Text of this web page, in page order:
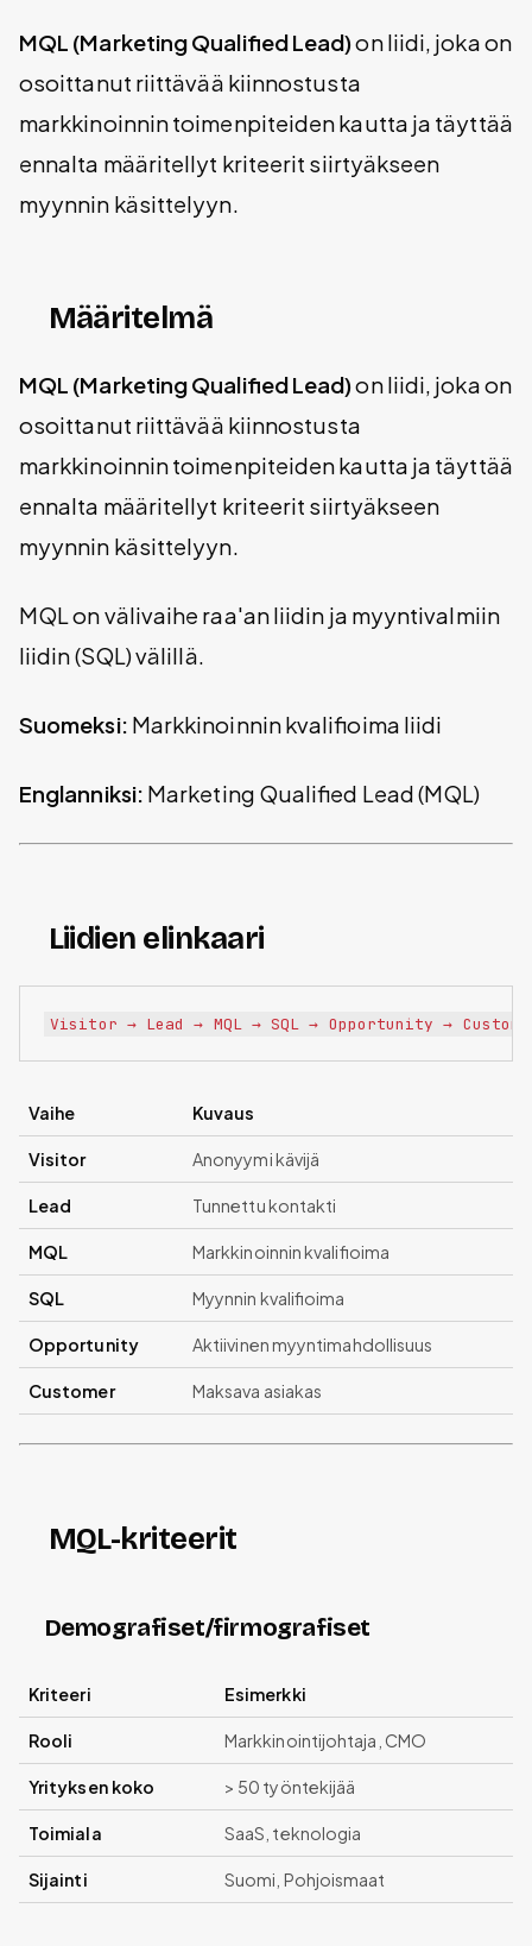
MQL (Marketing Qualified Lead)on liidi, joka on
osoittanut riittävää kiinnostusta
markkinoinnin toimenpiteiden kautta ja täyttää
ennalta määritellyt kriteerit siirtyäkseen
myynnin käsittelyyn.
Määritelmä
MQL (Marketing Qualified Lead)on liidi, joka on
osoittanut riittävää kiinnostusta
markkinoinnin toimenpiteiden kautta ja täyttää
ennalta määritellyt kriteerit siirtyäkseen
myynnin käsittelyyn.
MQL on välivaihe raa'an liidin ja myyntivalmiin
liidin (SQL) välillä.
Suomeksi: Markkinoinnin kvalifioima liidi
Englanniksi: Marketing Qualified Lead (MQL)
Liidien elinkaari
Vaihe Kuvaus
Visitor Anonyymi kävijä
Lead Tunnettu kontakti
MQL Markkinoinnin kvalifioima
SQL Myynnin kvalifioima
Opportunity Aktiivinen myyntimahdollisuus
Customer Maksava asiakas
MQL-kriteerit
Demografiset/firmografiset
Kriteeri Esimerkki
Rooli Markkinointijohtaja, CMO
Yrityksen koko > 50 työntekijää
Toimiala SaaS, teknologia
Sijainti Suomi, Pohjoismaat